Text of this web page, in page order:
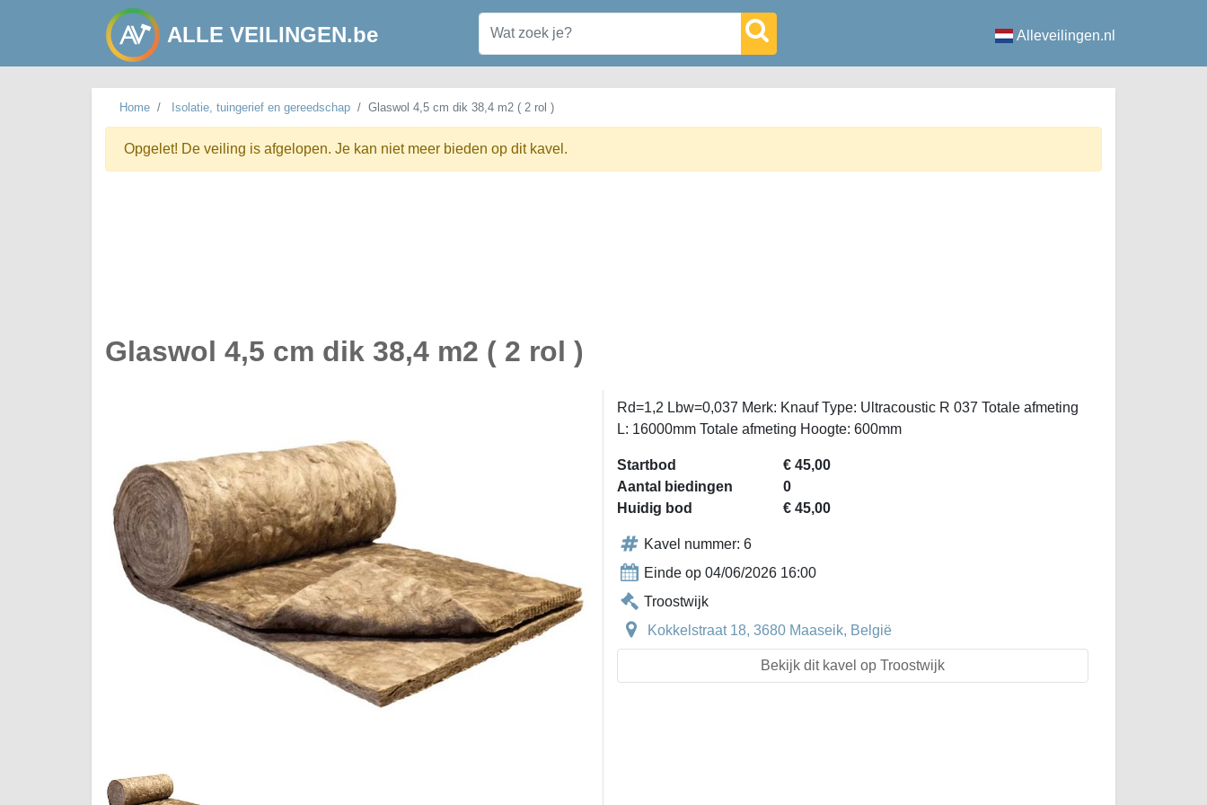
ALLE VEILINGEN.be Alleveilingen.nl
Home Isolatie, tuingerief en gereedschap Glaswol 4,5 cm dik 38,4 m2 ( 2 rol )
Opgelet! De veiling is afgelopen. Je kan niet meer bieden op dit kavel.
Glaswol 4,5 cm dik 38,4 m2 ( 2 rol )
Rd=1,2 Lbw=0,037 Merk: Knauf Type: Ultracoustic R 037 Totale afmeting
L: 16000mm Totale afmeting Hoogte: 600mm
Startbod
€ 45,00
Aantal biedingen
0
Huidig bod
€ 45,00
Kavel nummer: 6
Einde op 04/06/2026 16:00
Troostwijk
Kokkelstraat 18, 3680 Maaseik, België
Bekijk dit kavel op Troostwijk